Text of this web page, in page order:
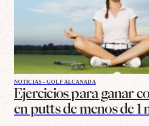
NOTICIAS - GOLF ALCANADA
Ejercicios para ganar
en putts de menos de 1